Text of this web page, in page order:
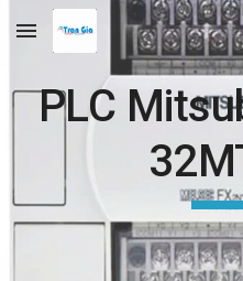
Skip to main content
PLC